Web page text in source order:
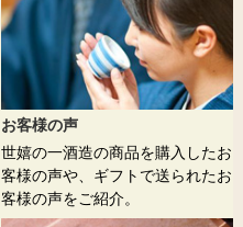
お客様の声
世嬉の一酒造の商品を購入したお
客様の声や、ギフトで送られたお
客様の声をご紹介。